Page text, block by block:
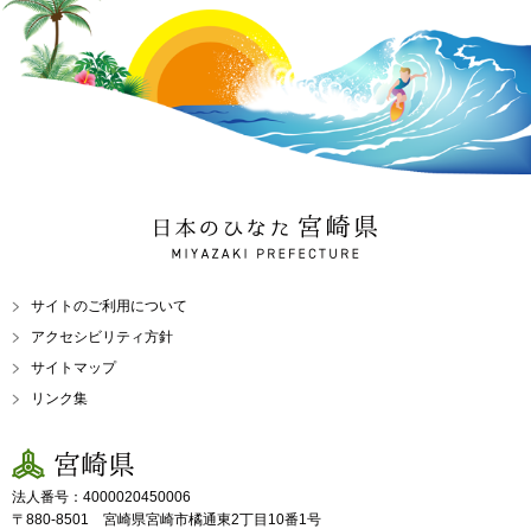
日本のひなた 宮崎県
MIYAZAKI PREFECTURE
サイトのご利用について
アクセシビリティ方針
サイトマップ
リンク集
宮崎県
法人番号：4000020450006
〒880-8501 宮崎県宮崎市橘通東2丁目10番1号